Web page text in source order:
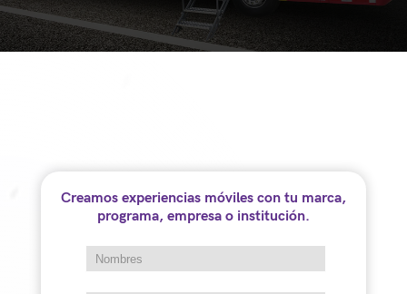
Creamos experiencias móviles con tu marca,
programa, empresa o institución.